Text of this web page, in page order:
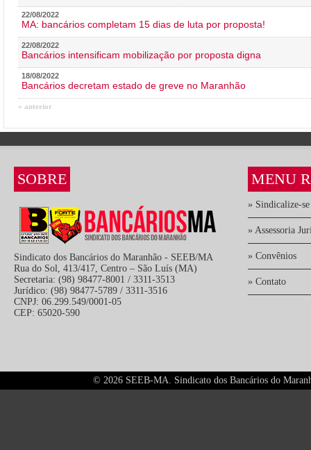
22/08/2022
MA: bancários completam 15 dias de luta por proposta!
22/08/2022
Bancários intensificam mobilização por proposta digna
18/08/2022
Bancários decretam estado de greve no Maranhão
« anterior
SOBRE
Sindicato dos Bancários do Maranhão - SEEB/MA
Rua do Sol, 413/417, Centro – São Luís (MA)
Secretaria: (98) 98477-8001 / 3311-3513
Jurídico: (98) 98477-5789 / 3311-3516
CNPJ: 06.299.549/0001-05
CEP: 65020-590
MENU
» Sindicalize-se
» Assessoria
» Convênios
» Contato
© 2026 SEEB-MA. Sindicato dos Bancários do